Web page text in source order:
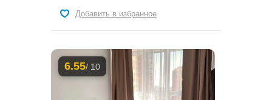
Добавить в избранное
6.55/ 10